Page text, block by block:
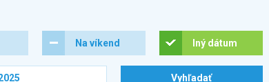
Na víkend Iný dátum